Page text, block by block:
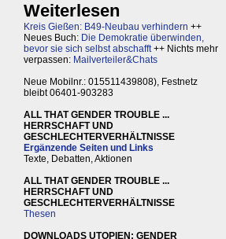
Weiterlesen
Kreis Gießen: B49-Neubau verhindern ++
Neues Buch: Die Demokratie überwinden,
bevor sie sich selbst abschafft++ Nichts mehr
verpassen: Mailverteiler&Chats
Neue Mobilnr.: 015511439808), Festnetz
bleibt 06401-903283
ALL THAT GENDER TROUBLE ...
HERRSCHAFT UND
GESCHLECHTERVERHÄLTNISSE
Ergänzende Seiten und Links
Texte, Debatten, Aktionen
ALL THAT GENDER TROUBLE ...
HERRSCHAFT UND
GESCHLECHTERVERHÄLTNISSE
Thesen
DOWNLOADS UTOPIEN: GENDER